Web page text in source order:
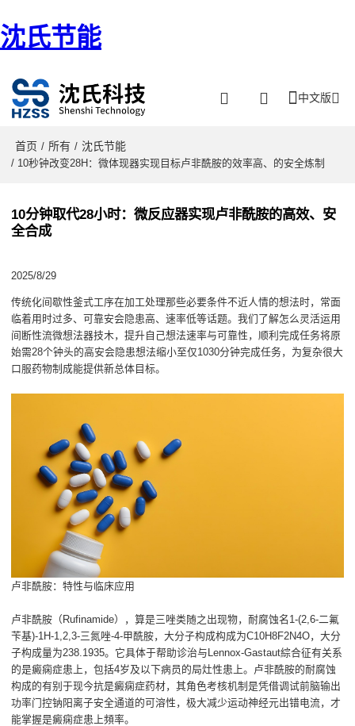
沈氏节能
中文版
首页 / 所有 / 沈氏节能
/ 10秒钟改变28H：微体现器实现目标卢非酰胺的效率高、的安全炼制
10分钟取代28小时：微反应器实现卢非酰胺的高效、安
全合成
2025/8/29
传统化间歇性釜式工序在加工处理那些必要条件不近人情的想法时，常面
临着用时过多、可靠安会隐患高、速率低等话题。我们了解怎么灵活运用
间断性流微想法器技木，提升自己想法速率与可靠性，顺利完成任务将原
始需28个钟头的高安会隐患想法缩小至仅1030分钟完成任务，为复杂很大
口服药物制成能提供新总体目标。
卢非酰胺：特性与临床应用
卢非酰胺（Rufinamide），算是三唑类随之出现物，耐腐蚀名1-(2,6-二氟
苄基)-1H-1,2,3-三氮唑-4-甲酰胺，大分子构成构成为C10H8F2N4O，大分
子构成量为238.1935。它具体于帮助诊治与Lennox-Gastaut綜合征有关系
的是癜痫症患上，包括4岁及以下病员的局灶性患上。卢非酰胺的耐腐蚀
构成的有别于现今抗是癜痫症药材，其角色考核机制是凭借调试前脑输出
功率门控钠阳离子安全通道的可溶性，极大减少运动神经元出错电流，才
能掌握是癜痫症患上頻率。